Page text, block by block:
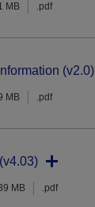
MB .pdf
(v2.0)
MB .pdf
MB .pdf